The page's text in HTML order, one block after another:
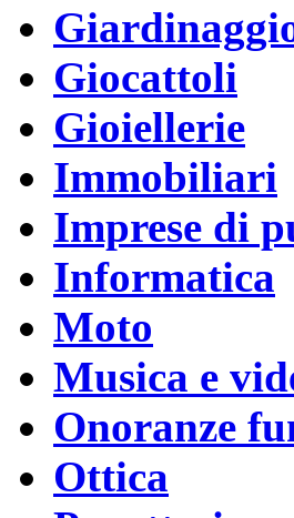
Giocattoli
Gioiellerie
Immobiliari
Imprese di
Informatica
Moto
Musica e
Onoranze
Ottica